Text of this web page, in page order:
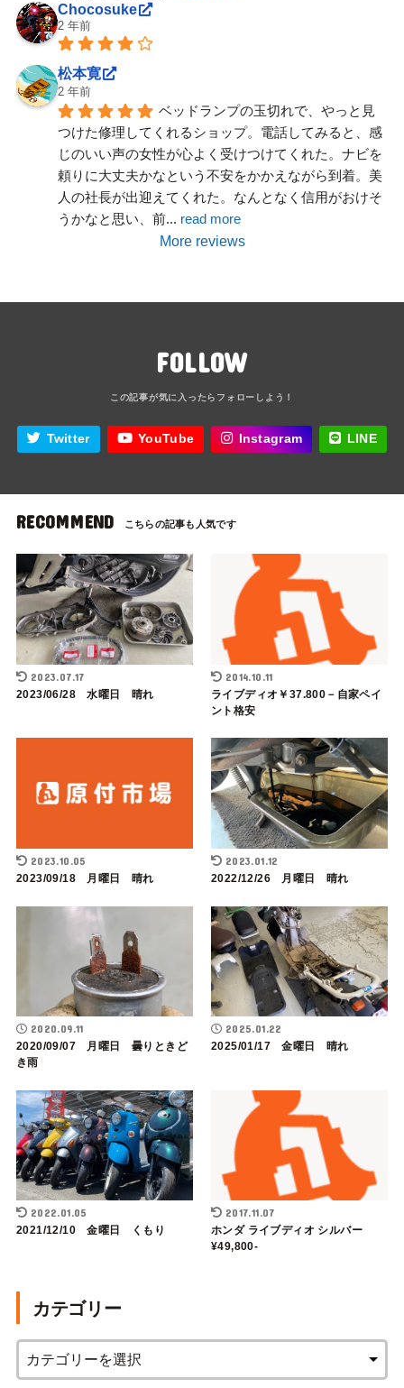
Chocosuke
2 年前
松本寛
2 年前
ベッドランプの玉切れで、やっと見
つけた修理してくれるショップ。電話してみると、感
じのいい声の女性が心よく受けつけてくれた。ナビを
頼りに大丈夫かなという不安をかかえながら到着。美
人の社長が出迎えてくれた。なんとなく信用がおけそ
うかなと思い、前... read more
More reviews
FOLLOW
Twitter YouTube Instagram LINE
RECOMMEND
2023.07.17
2023/06/28 水曜日 晴れ
2014.10.11
ライブディオ￥37.800－自家ペイ
ント格安
2023.10.05
2023/09/18 月曜日 晴れ
2023.01.12
2022/12/26 月曜日 晴れ
2020.09.11
2020/09/07 月曜日 曇りときど
き雨
2025.01.22
2025/01/17 金曜日 晴れ
2022.01.05
2021/12/10 金曜日 くもり
2017.11.07
ホンダ ライブディオ シルバー
¥49,800-
カテゴリー